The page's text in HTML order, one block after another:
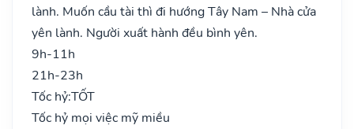
lành. Muốn cầu tài thì đi hướng Tây Nam – Nhà cửa
yên lành. Người xuất hành đều bình yên.
9h-11h
21h-23h
Tốc hỷ:TỐT
Tốc hỷ mọi việc mỹ miều